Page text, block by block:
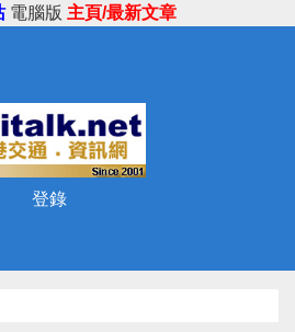
電腦版 主頁/最新文章
登錄